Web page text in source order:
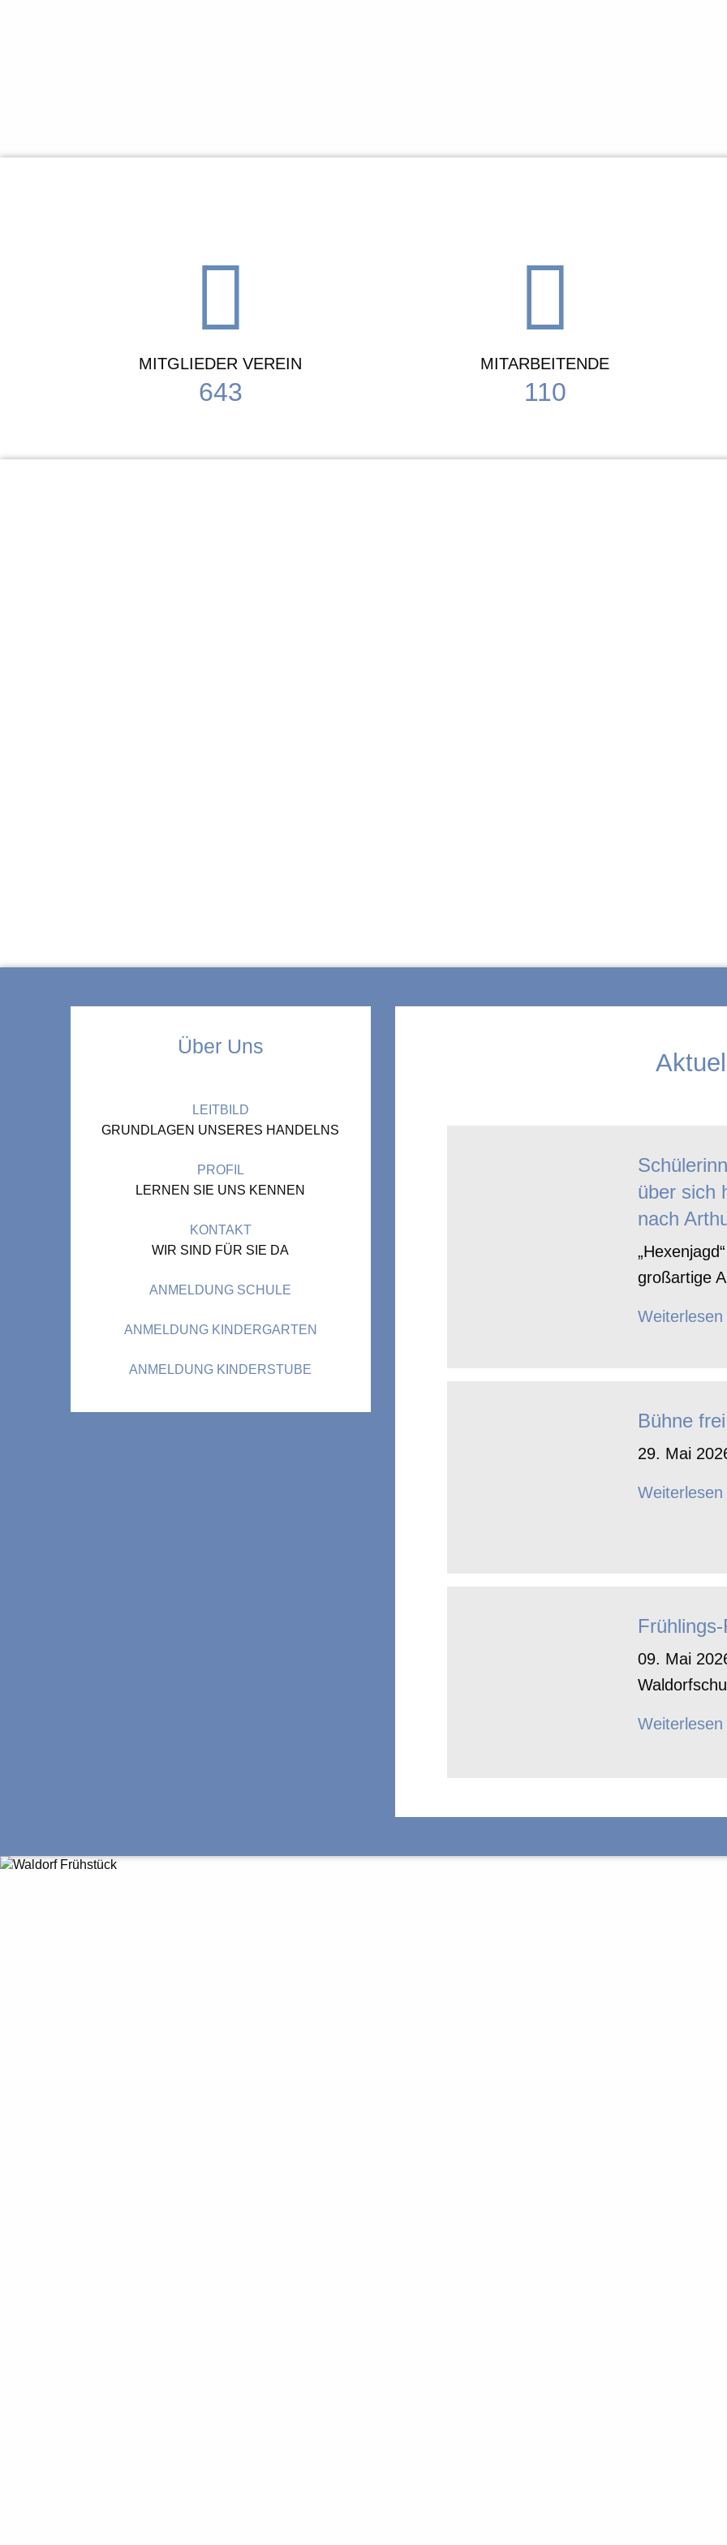
MITGLIEDER VEREIN
643
MITARBEITENDE
110
Über Uns
LEITBILD
GRUNDLAGEN UNSERES HANDELNS
PROFIL
LERNEN SIE UNS KENNEN
KONTAKT
WIR SIND FÜR SIE DA
ANMELDUNG SCHULE
ANMELDUNG KINDERGARTEN
ANMELDUNG KINDERSTUBE
über sich
nach
großartige
Weiterlesen
Bühne frei
29. Mai
Weiterlesen
09. Mai
Weiterlesen